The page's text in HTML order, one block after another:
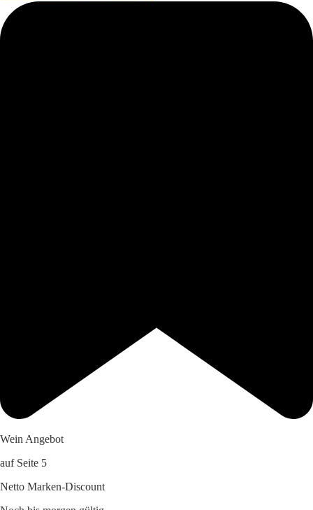
Wein Angebot
auf Seite 5
Netto Marken-Discount